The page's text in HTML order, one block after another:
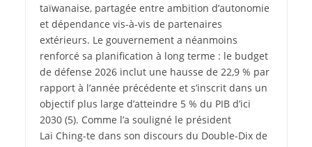
taïwanaise, partagée entre ambition d’autonomie
et dépendance vis-à-vis de partenaires
extérieurs. Le gouvernement a néanmoins
renforcé sa planification à long terme : le budget
de défense 2026 inclut une hausse de 22,9 % par
rapport à l’année précédente et s’inscrit dans un
objectif plus large d’atteindre 5 % du PIB d’ici
2030 (5). Comme l’a souligné le président
Lai Ching-te dans son discours du Double-Dix de